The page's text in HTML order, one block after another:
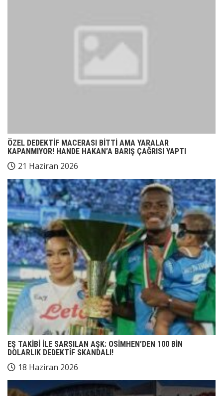
ÖZEL DEDEKTİF MACERASI BİTTİ AMA YARALAR
KAPANMIYOR! HANDE HAKAN’A BARIŞ ÇAĞRISI YAPTI
21 Haziran 2026
EŞ TAKİBİ İLE SARSILAN AŞK: OSİMHEN’DEN 100 BİN
DOLARLIK DEDEKTİF SKANDALI!
18 Haziran 2026